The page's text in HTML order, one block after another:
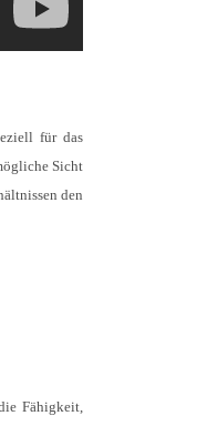
für das
Sicht
den
Fähigkeit,